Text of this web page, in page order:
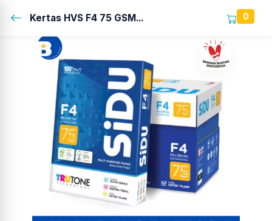
Kertas HVS F4 75 GSM... 0